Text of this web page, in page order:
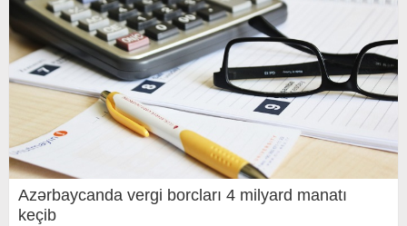
Azərbaycanda vergi borcları 4 milyard manatı
keçib